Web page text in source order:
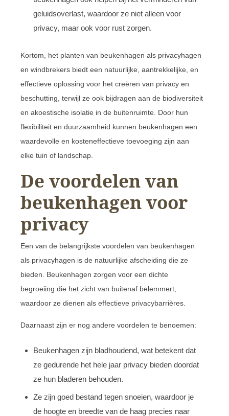
geluidsoverlast, waardoor ze niet alleen voor
privacy, maar ook voor rust zorgen.
Kortom, het planten van beukenhagen als privacyhagen
en windbrekers biedt een natuurlijke, aantrekkelijke, en
effectieve oplossing voor het creëren van privacy en
beschutting, terwijl ze ook bijdragen aan de biodiversiteit
en akoestische isolatie in de buitenruimte. Door hun
flexibiliteit en duurzaamheid kunnen beukenhagen een
waardevolle en kosteneffectieve toevoeging zijn aan
elke tuin of landschap.
De voordelen van
beukenhagen voor
privacy
Een van de belangrijkste voordelen van beukenhagen
als privacyhagen is de natuurlijke afscheiding die ze
bieden. Beukenhagen zorgen voor een dichte
begroeiing die het zicht van buitenaf belemmert,
waardoor ze dienen als effectieve privacybarrières.
Daarnaast zijn er nog andere voordelen te benoemen:
Beukenhagen zijn bladhoudend, wat betekent dat
ze gedurende het hele jaar privacy bieden doordat
ze hun bladeren behouden.
Ze zijn goed bestand tegen snoeien, waardoor je
de hoogte en breedte van de haag precies naar